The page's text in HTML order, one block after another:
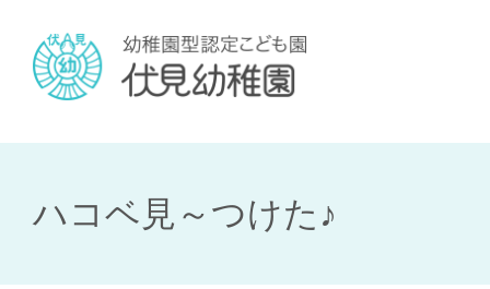
ハコベ見～つけた♪